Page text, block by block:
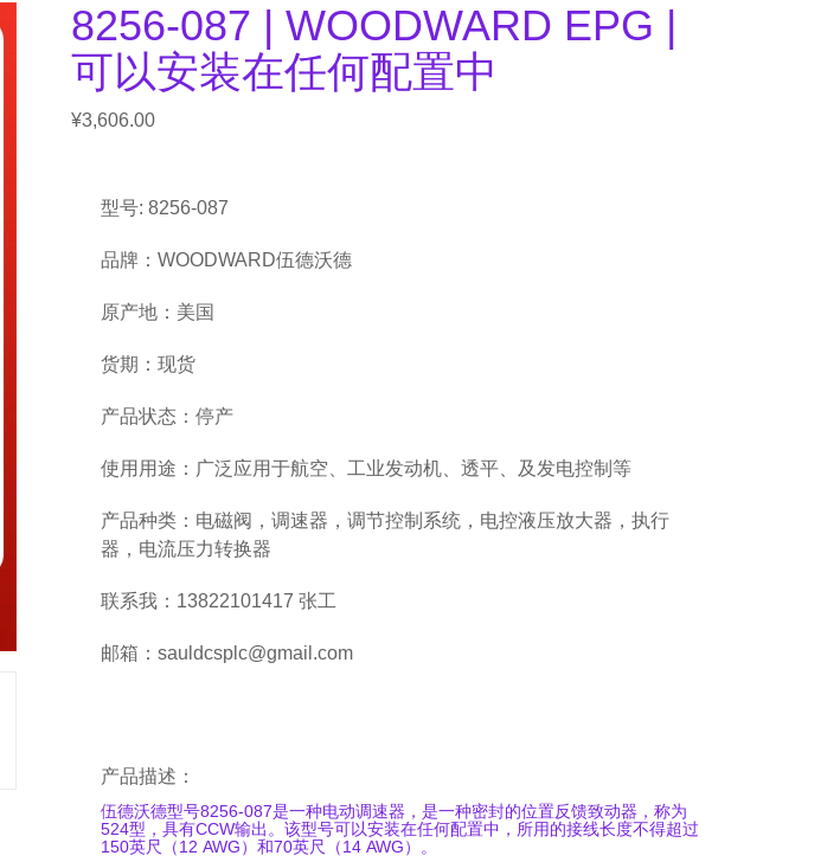
8256-087 | WOODWARD EPG |
可以安装在任何配置中
¥3,606.00
型号: 8256-087
品牌：WOODWARD伍德沃德
原产地：美国
货期：现货
产品状态：停产
使用用途：广泛应用于航空、工业发动机、透平、及发电控制等
产品种类：电磁阀，调速器，调节控制系统，电控液压放大器，执行
器，电流压力转换器
联系我：13822101417 张工
邮箱：sauldcsplc@gmail.com
产品描述：
伍德沃德型号8256-087是一种电动调速器，是一种密封的位置反馈致动器，称为
524型，具有CCW输出。该型号可以安装在任何配置中，所用的接线长度不得超过
150英尺（12 AWG）和70英尺（14 AWG）。